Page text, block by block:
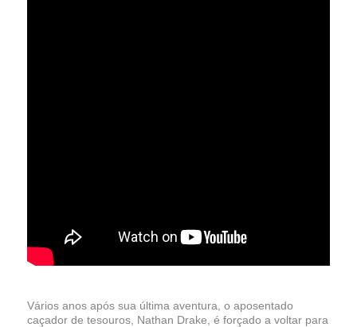
Vários anos após sua última aventura, o aposentado
caçador de tesouros, Nathan Drake, é forçado a voltar para